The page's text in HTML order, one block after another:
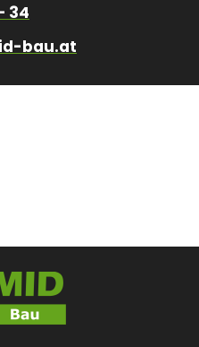
34
bau.at